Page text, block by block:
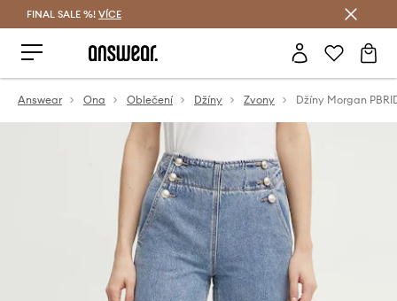
FINAL SALE %! VÍCE
Answear Ona Oblečení Džíny Zvony Džíny Morgan